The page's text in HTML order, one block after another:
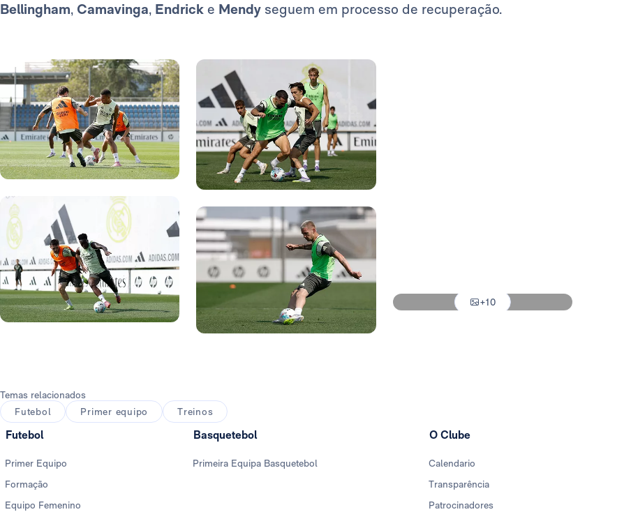
Bellingham, Camavinga, Endrick e Mendy seguem em processo de recuperação.
+10
Temas relacionados
Futebol
Primer equipo Treinos
Futebol
Primer Equipo
Formação
Equipo Femenino
Basquetebol
Primeira Equipa Basquetebol
O Clube
Calendario
Transparência
Patrocinadores